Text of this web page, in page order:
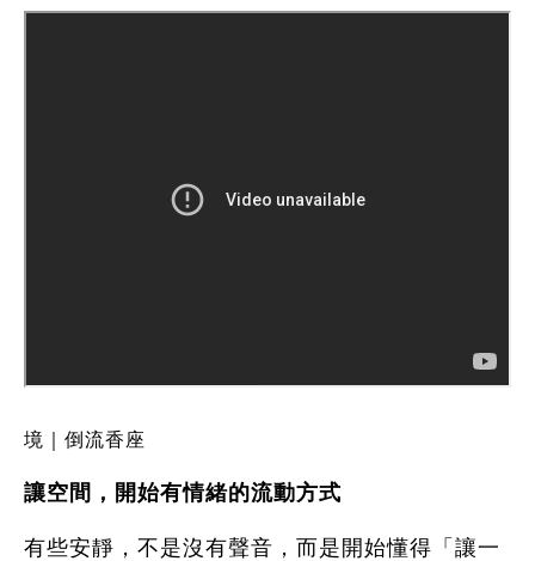
境｜倒流香座
讓空間，開始有情緒的流動方式
有些安靜，不是沒有聲音，而是開始懂得「讓一